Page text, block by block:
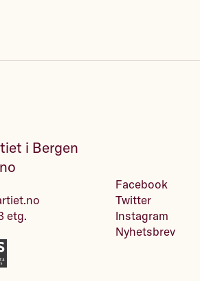
i Bergen
etg.
Facebook
Twitter
Instagram
Nyhetsbrev